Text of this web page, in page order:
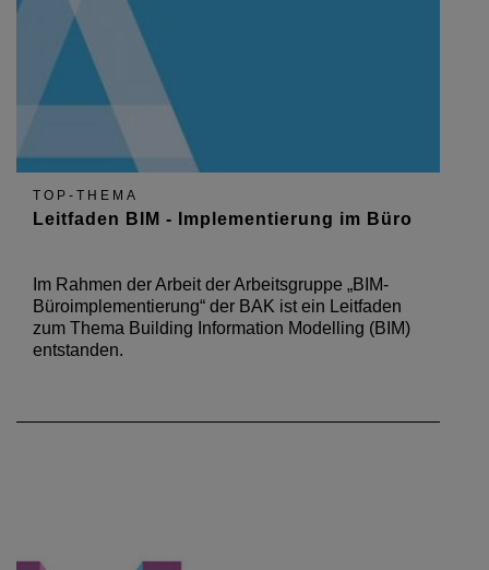
TOP-THEMA
Leitfaden BIM - Implementierung im Büro
Im Rahmen der Arbeit der Arbeitsgruppe „BIM-
Büroimplementierung“ der BAK ist ein Leitfaden
zum Thema Building Information Modelling (BIM)
entstanden.